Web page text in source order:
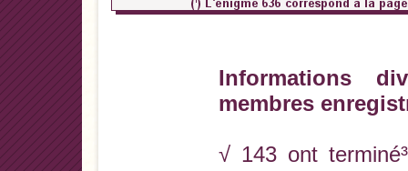
Informations
membres
√ 143 ont